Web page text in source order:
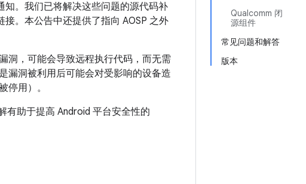
Qualcomm 闭
源组件
常见问题和解答
版本
。我们已将解决这些问题的源代码补
。本公告中还提供了指向 AOSP 之外
洞，可能会导致远程执行代码，而无需
漏洞被利用后可能会对受影响的设备造
停用）。
有助于提高 Android 平台安全性的